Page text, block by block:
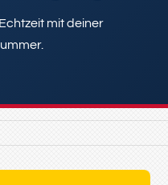
mit deiner